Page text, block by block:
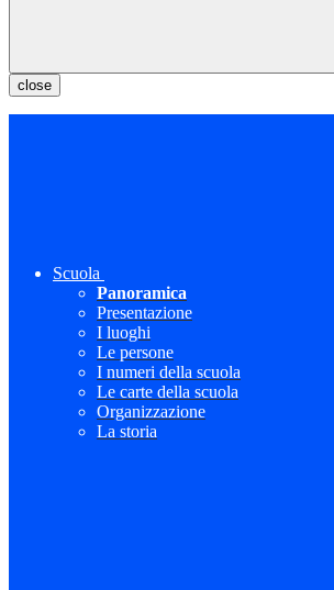
close
Scuola
Panoramica
Presentazione
I luoghi
Le persone
I numeri della scuola
Le carte della scuola
Organizzazione
La storia